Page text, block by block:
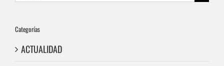
Categorías
ACTUALIDAD